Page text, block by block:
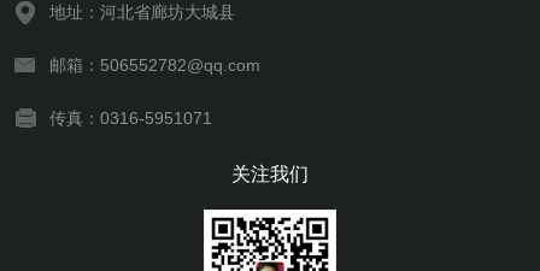
地址：河北省廊坊大城县
邮箱：506552782@qq.com
传真：0316-5951071
关注我们